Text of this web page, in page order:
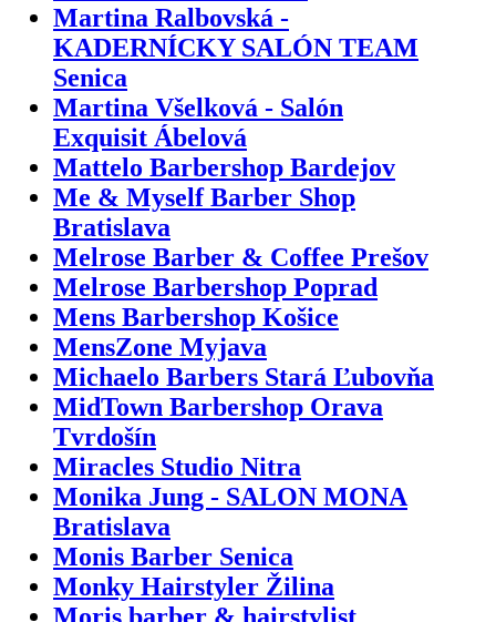
Martina Ralbovská -
KADERNÍCKY SALÓN TEAM
Senica
Martina Všelková - Salón
Exquisit Ábelová
Mattelo Barbershop Bardejov
Me & Myself Barber Shop
Bratislava
Melrose Barber & Coffee Prešov
Melrose Barbershop Poprad
Mens Barbershop Košice
MensZone Myjava
Michaelo Barbers Stará Ľubovňa
MidTown Barbershop Orava
Tvrdošín
Miracles Studio Nitra
Monika Jung - SALON MONA
Bratislava
Monis Barber Senica
Monky Hairstyler Žilina